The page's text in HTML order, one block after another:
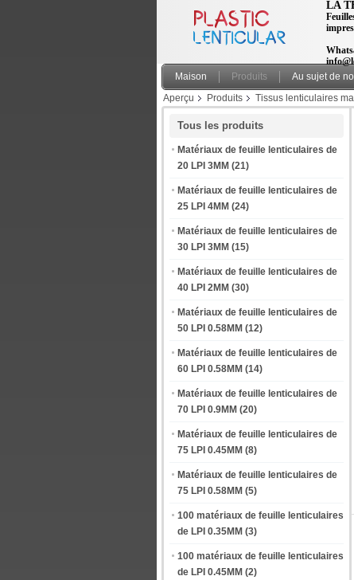
LA
Maison Produits Au sujet de
Aperçu
Produits Tissus lenticulaires
Tous les produits
Matériaux de feuille lenticulaires de
20 LPI 3MM (21)
Matériaux de feuille lenticulaires de
25 LPI 4MM (24)
Matériaux de feuille lenticulaires de
30 LPI 3MM (15)
Matériaux de feuille lenticulaires de
40 LPI 2MM (30)
Matériaux de feuille lenticulaires de
50 LPI 0.58MM (12)
Matériaux de feuille lenticulaires de
60 LPI 0.58MM (14)
Matériaux de feuille lenticulaires de
70 LPI 0.9MM (20)
Matériaux de feuille lenticulaires de
75 LPI 0.45MM (8)
Matériaux de feuille lenticulaires de
75 LPI 0.58MM (5)
100 matériaux de feuille lenticulaires
de LPI 0.35MM (3)
100 matériaux de feuille lenticulaires
de LPI 0.45MM (2)